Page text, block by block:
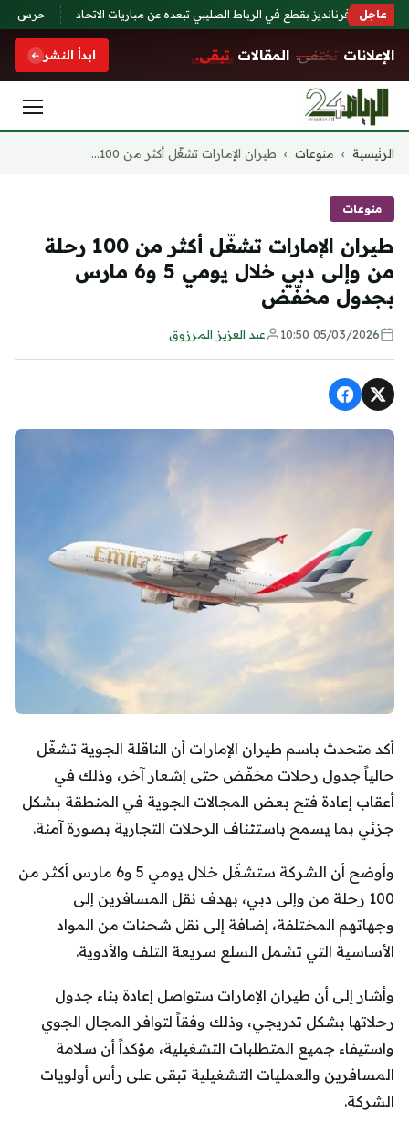
عاجل
روجر فرنانديز بقطع في الرباط الصليبي تبعده عن مباريات الاتحاد حرس الحدود
الإعلانات تختفي. المقالات تبقى. ابدأ النشر
التجاوز
الرئيسية › منوعات › طيران الإمارات تشغّل أكثر من 100...
منوعات
طيران الإمارات تشغّل أكثر من 100 رحلة
من وإلى دبي خلال يومي 5 و6 مارس
بجدول مخفّض
05/03/2026 10:50 عبد العزيز المرزوق
أكد متحدث باسم طيران الإمارات أن الناقلة الجوية تشغّل
حالياً جدول رحلات مخفّض حتى إشعار آخر، وذلك في
أعقاب إعادة فتح بعض المجالات الجوية في المنطقة بشكل
جزئي بما يسمح باستئناف الرحلات التجارية بصورة آمنة.
وأوضح أن الشركة ستشغّل خلال يومي 5 و6 مارس أكثر من
100 رحلة من وإلى دبي، بهدف نقل المسافرين إلى
وجهاتهم المختلفة، إضافة إلى نقل شحنات من المواد
الأساسية التي تشمل السلع سريعة التلف والأدوية.
وأشار إلى أن طيران الإمارات ستواصل إعادة بناء جدول
رحلاتها بشكل تدريجي، وذلك وفقاً لتوافر المجال الجوي
واستيفاء جميع المتطلبات التشغيلية، مؤكداً أن سلامة
المسافرين والعمليات التشغيلية تبقى على رأس أولويات
الشركة.